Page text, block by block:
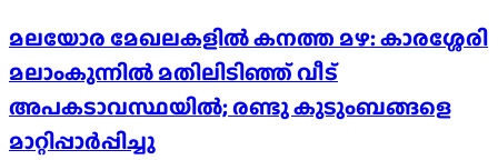
മലയോര മേഖലകളിൽ കനത്ത മഴ: കാരശ്ശേരി
മലാംകുന്നിൽ മതിലിടിഞ്ഞ് വീട്
അപകടാവസ്ഥയിൽ; രണ്ടു കുടുംബങ്ങളെ
മാറ്റിപ്പാർപ്പിച്ചു